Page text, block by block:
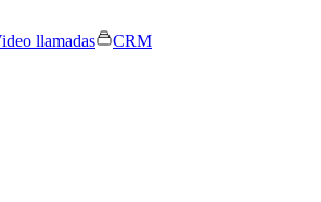
llamadas
CRM